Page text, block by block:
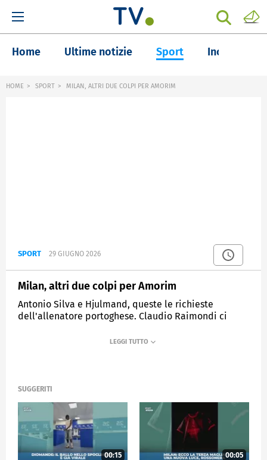
Home Ultime notizie Sport Inchieste
HOME SPORT MILAN, ALTRI DUE COLPI PER AMORIM
SPORT 29 GIUGNO 2026
Milan, altri due colpi per Amorim
Antonio Silva e Hjulmand, queste le richieste
dell'allenatore portoghese. Claudio Raimondi ci
SUGGERITI
00:15 00:05